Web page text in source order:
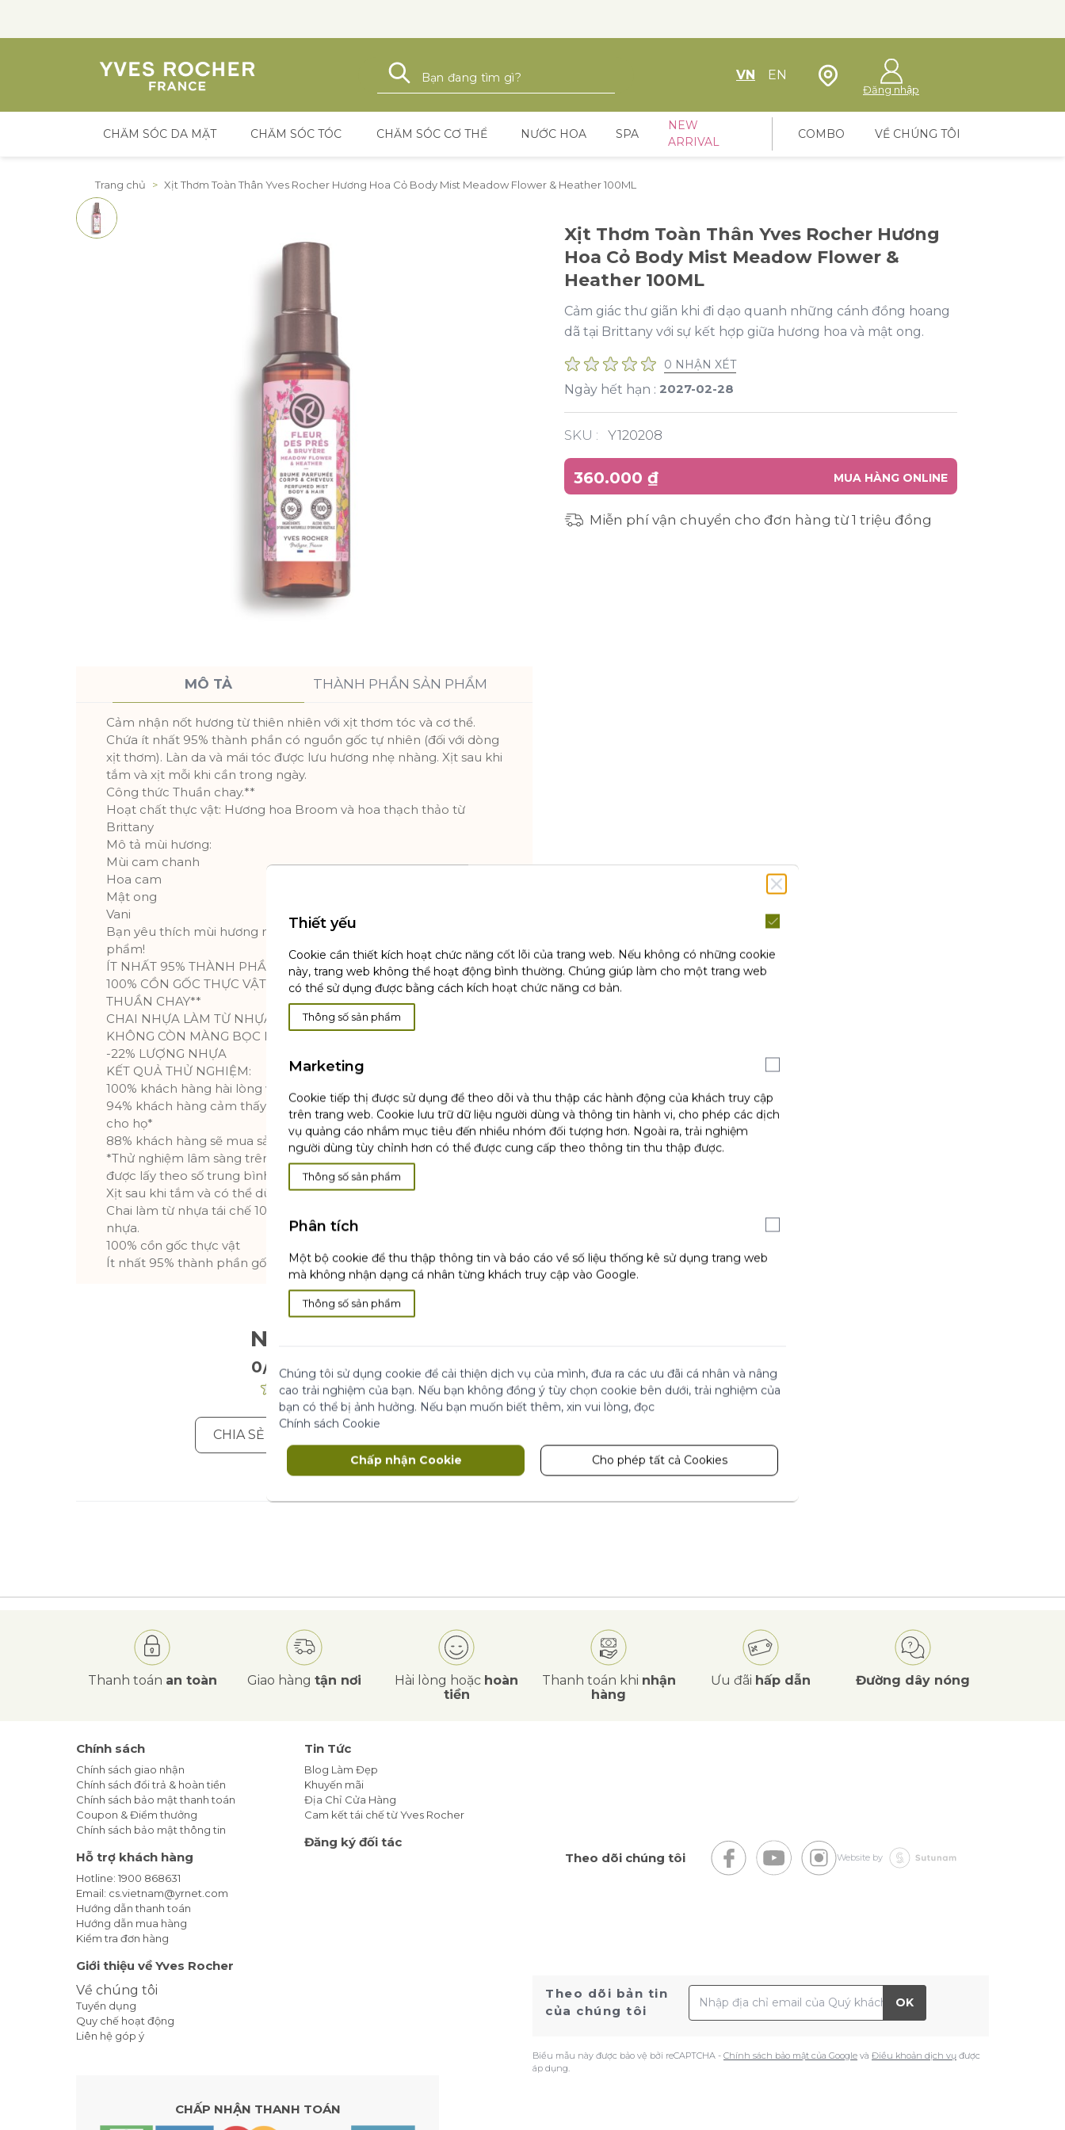
Tìm kiếm VN EN Định vị cửa hàng
Đăng nhập
CHĂM SÓC DA MẶT CHĂM SÓC TÓC CHĂM SÓC CƠ THỂ NƯỚC HOA SPA
NEW
ARRIVAL
COMBO VỀ CHÚNG TÔI
Trang chủ > Xịt Thơm Toàn Thân Yves Rocher Hương Hoa Cỏ Body Mist Meadow Flower & Heather 100ML
Xịt Thơm Toàn Thân Yves Rocher Hương
Hoa Cỏ Body Mist Meadow Flower &
Heather 100ML
Cảm giác thư giãn khi đi dạo quanh những cánh đồng hoang
dã tại Brittany với sự kết hợp giữa hương hoa và mật ong.
0 NHẬN XÉT
Ngày hết hạn : 2027-02-28
SKU : Y120208
360.000 ₫ MUA HÀNG ONLINE
Miễn phí vận chuyển cho đơn hàng từ 1 triệu đồng
MÔ TẢ THÀNH PHẦN SẢN PHẨM
Cảm nhận nốt hương từ thiên nhiên với xịt thơm tóc và cơ thể.
Chứa ít nhất 95% thành phần có nguồn gốc tự nhiên (đối với dòng
xịt thơm). Làn da và mái tóc được lưu hương nhẹ nhàng. Xịt sau khi
tắm và xịt mỗi khi cần trong ngày.
Công thức Thuần chay.**
Hoạt chất thực vật: Hương hoa Broom và hoa thạch thảo từ
Brittany
Mô tả mùi hương:
Mùi cam chanh
Hoa cam
Mật ong
Vani
Bạn yêu thích mùi hương này? Vậy hãy khám phá trọn bộ sản
phẩm!
ÍT NHẤT 95% THÀNH PHẦN TỰ NHIÊN*
100% CỒN GỐC THỰC VẬT
THUẦN CHAY**
CHAI NHỰA LÀM TỪ NHỰA TÁI CHẾ & CÓ THỂ TÁI SINH
KHÔNG CÒN MÀNG BỌC NHỰA
-22% LƯỢNG NHỰA
KẾT QUẢ THỬ NGHIỆM:
100% khách hàng hài lòng với mùi hương*
94% khách hàng cảm thấy mùi hương như tiếp thêm năng lượng
cho họ*
88% khách hàng sẽ mua sản phẩm*
*Thử nghiệm lâm sàng trên 11 khách hàng trong 21 ngày. Kết quả
được lấy theo số trung bình
Xịt sau khi tắm và có thể dùng suốt cả ngày.
Chai làm từ nhựa tái chế 100% và có thể tái sinh. Không màng bọc
nhựa.
100% cồn gốc thực vật
Ít nhất 95% thành phần gốc tự nhiên
Nhận Xét
0/5 . 0 Nhận Xét
CHIA SẺ ĐÁNH GIÁ CỦA BẠN
Thanh toán an toàn Giao hàng tận nơi Hài lòng hoặc hoàn
tiền
Thanh toán khi nhận
hàng
Ưu đãi hấp dẫn Đường dây nóng
Theo dõi bản tin
của chúng tôi
Địa chỉ Email
OK
Biểu mẫu này được bảo vệ bởi reCAPTCHA - Chính sách bảo mật của Google và Điều khoản dịch vụ được
áp dụng.
Chính sách
Chính sách giao nhận
Chính sách đổi trả & hoàn tiền
Chính sách bảo mật thanh toán
Coupon & Điểm thưởng
Chính sách bảo mật thông tin
Hỗ trợ khách hàng
Hotline: 1900 868631
Email: cs.vietnam@yrnet.com
Hướng dẫn thanh toán
Hướng dẫn mua hàng
Kiểm tra đơn hàng
Giới thiệu về Yves Rocher
Về chúng tôi
Tuyển dụng
Quy chế hoạt động
Liên hệ góp ý
Tin Tức
Blog Làm Đẹp
Khuyến mãi
Địa Chỉ Cửa Hàng
Cam kết tái chế từ Yves Rocher
Đăng ký đối tác
CHẤP NHẬN THANH TOÁN
Theo dõi chúng tôi Website by
Thiết yếu
Cookie cần thiết kích hoạt chức năng cốt lõi của trang web. Nếu không có những cookie
này, trang web không thể hoạt động bình thường. Chúng giúp làm cho một trang web
có thể sử dụng được bằng cách kích hoạt chức năng cơ bản.
Thông số sản phẩm
Marketing
Cookie tiếp thị được sử dụng để theo dõi và thu thập các hành động của khách truy cập
trên trang web. Cookie lưu trữ dữ liệu người dùng và thông tin hành vi, cho phép các dịch
vụ quảng cáo nhắm mục tiêu đến nhiều nhóm đối tượng hơn. Ngoài ra, trải nghiệm
người dùng tùy chỉnh hơn có thể được cung cấp theo thông tin thu thập được.
Thông số sản phẩm
Phân tích
Một bộ cookie để thu thập thông tin và báo cáo về số liệu thống kê sử dụng trang web
mà không nhận dạng cá nhân từng khách truy cập vào Google.
Thông số sản phẩm
Chúng tôi sử dụng cookie để cải thiện dịch vụ của mình, đưa ra các ưu đãi cá nhân và nâng
cao trải nghiệm của bạn. Nếu bạn không đồng ý tùy chọn cookie bên dưới, trải nghiệm của
bạn có thể bị ảnh hưởng. Nếu bạn muốn biết thêm, xin vui lòng, đọc
Chính sách Cookie
Chấp nhận Cookie Cho phép tất cả Cookies